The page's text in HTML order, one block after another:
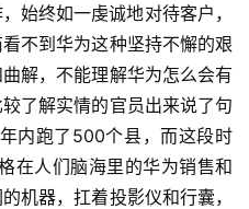
始终如一虔诚地对待客户，
不到华为这种坚持不懈的艰
解，不能理解华为怎么会有
了解实情的官员出来说了句
内跑了500个县，而这段时
在人们脑海里的华为销售和
机器，扛着投影仪和行囊，